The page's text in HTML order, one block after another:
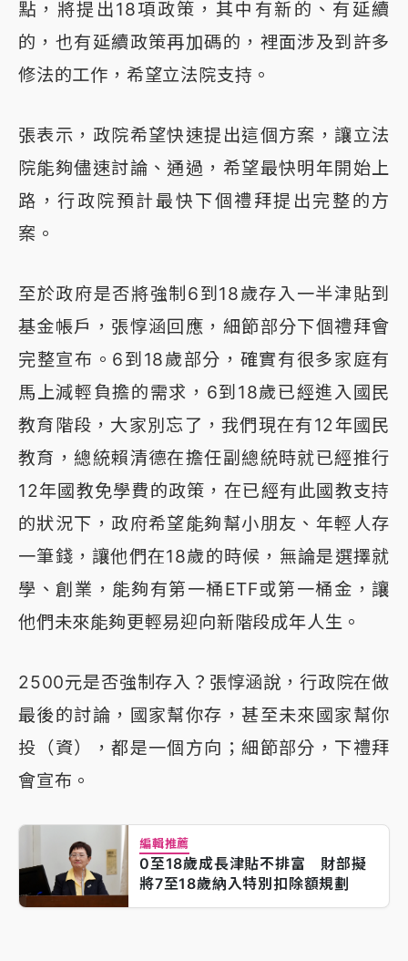
點，將提出18項政策，其中有新的、有延續
的，也有延續政策再加碼的，裡面涉及到許多
修法的工作，希望立法院支持。
張表示，政院希望快速提出這個方案，讓立法
院能夠儘速討論、通過，希望最快明年開始上
路，行政院預計最快下個禮拜提出完整的方
案。
至於政府是否將強制6到18歲存入一半津貼到
基金帳戶，張惇涵回應，細節部分下個禮拜會
完整宣布。6到18歲部分，確實有很多家庭有
馬上減輕負擔的需求，6到18歲已經進入國民
教育階段，大家別忘了，我們現在有12年國民
教育，總統賴清德在擔任副總統時就已經推行
12年國教免學費的政策，​在已經有此國教支持
的狀況下，政府希望能夠幫小朋友、年輕人存
一筆錢，讓他們在18歲的時候，無論是選擇就
學、創業，能夠有第一桶ETF或第一桶金，讓
他們未來能夠更輕易迎向新階段成年人生。
2500元是否強制存入？張惇涵說，行政院在做
最後的討論，國家幫你存，甚至未來國家幫你
投（資），都是一個方向；細節部分，下禮拜
會宣布。
編輯推薦
0至18歲成長津貼不排富 財部擬
將7至18歲納入特別扣除額規劃